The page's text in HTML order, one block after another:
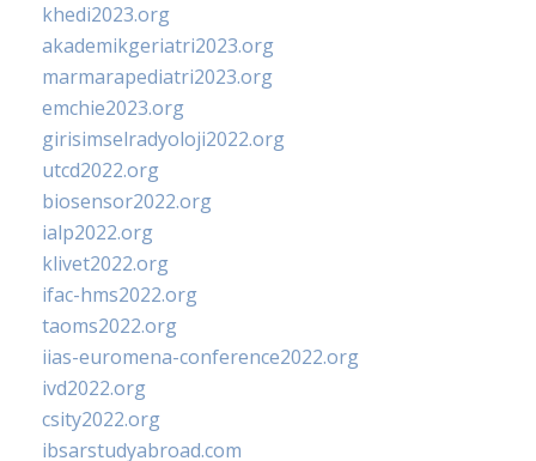
khedi2023.org
akademikgeriatri2023.org
marmarapediatri2023.org
emchie2023.org
girisimselradyoloji2022.org
utcd2022.org
biosensor2022.org
ialp2022.org
klivet2022.org
ifac-hms2022.org
taoms2022.org
iias-euromena-conference2022.org
ivd2022.org
csity2022.org
ibsarstudyabroad.com